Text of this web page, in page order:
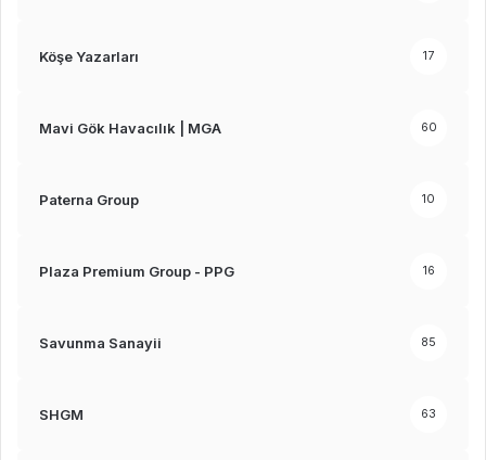
Köşe Yazarları 17
Mavi Gök Havacılık | MGA 60
Paterna Group 10
Plaza Premium Group - PPG 16
Savunma Sanayii 85
SHGM 63